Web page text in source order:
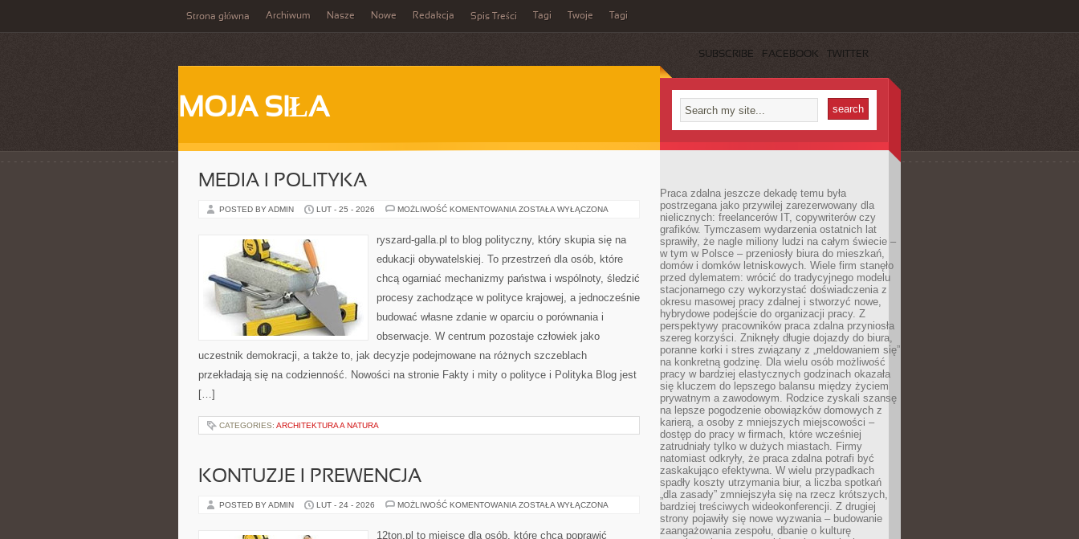
Strona główna Archiwum Nasze Nowe Redakcja Spis Treści Tagi Twoje Tagi
SUBSCRIBE FACEBOOK TWITTER
MOJA SIŁA
MEDIA I POLITYKA
POSTED BY ADMIN LUT - 25 - 2026 MOŻLIWOŚĆ KOMENTOWANIA MEDIA
ZOSTAŁA WYŁĄCZONA
ryszard-galla.pl to blog polityczny, który skupia się na
edukacji obywatelskiej. To przestrzeń dla osób, które
chcą ogarniać mechanizmy państwa i wspólnoty, śledzić
procesy zachodzące w polityce krajowej, a jednocześnie
budować własne zdanie w oparciu o porównania i
obserwacje. W centrum pozostaje człowiek jako
uczestnik demokracji, a także to, jak decyzje podejmowane na różnych szczeblach
przekładają się na codzienność. Nowości na stronie Fakty i mity o polityce i Polityka Blog jest
[…]
CATEGORIES: ARCHITEKTURA A NATURA
KONTUZJE I PREWENCJA
POSTED BY ADMIN LUT - 24 - 2026 MOŻLIWOŚĆ KOMENTOWANIA KONTUZJE
ZOSTAŁA WYŁĄCZONA
12ton.pl to miejsce dla osób, które chcą poprawić
Praca zdalna jeszcze dekadę temu była
postrzegana jako przywilej zarezerwowany dla
nielicznych: freelancerów IT, copywriterów czy
grafików. Tymczasem wydarzenia ostatnich lat
sprawiły, że nagle miliony ludzi na całym świecie –
w tym w Polsce – przeniosły biura do mieszkań,
domów i domków letniskowych. Wiele firm stanęło
przed dylematem: wrócić do tradycyjnego modelu
stacjonarnego czy wykorzystać doświadczenia z
okresu masowej pracy zdalnej i stworzyć nowe,
hybrydowe podejście do organizacji pracy. Z
perspektywy pracowników praca zdalna przyniosła
szereg korzyści. Zniknęły długie dojazdy do biura,
poranne korki i stres związany z „meldowaniem się”
na konkretną godzinę. Dla wielu osób możliwość
pracy w bardziej elastycznych godzinach okazała
się kluczem do lepszego balansu między życiem
prywatnym a zawodowym. Rodzice zyskali szansę
na lepsze pogodzenie obowiązków domowych z
karierą, a osoby z mniejszych miejscowości –
dostęp do pracy w firmach, które wcześniej
zatrudniały tylko w dużych miastach. Firmy
natomiast odkryły, że praca zdalna potrafi być
zaskakująco efektywna. W wielu przypadkach
spadły koszty utrzymania biur, a liczba spotkań
„dla zasady” zmniejszyła się na rzecz krótszych,
bardziej treściwych wideokonferencji. Z drugiej
strony pojawiły się nowe wyzwania – budowanie
zaangażowania zespołu, dbanie o kulturę